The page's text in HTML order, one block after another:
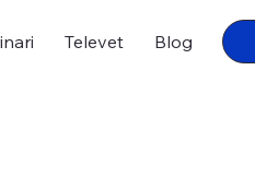
Televet Blog